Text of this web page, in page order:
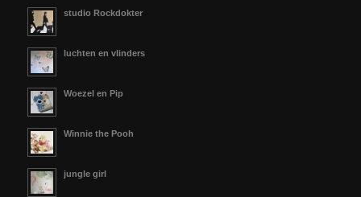
studio Rockdokter
luchten en vlinders
Woezel en Pip
Winnie the Pooh
jungle girl